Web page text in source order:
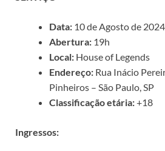
Data: 10 de Agosto de
Abertura: 19h
Local: House of Legends
Endereço: Rua Inácio
Pinheiros – São Paulo, SP
Classificação etária:+18
Ingressos: